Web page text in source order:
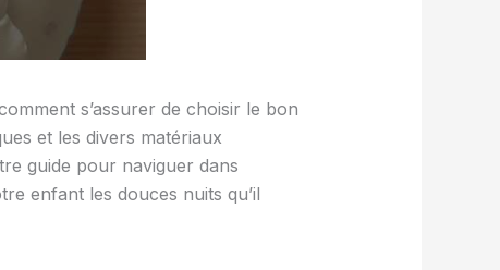
s’assurer de choisir le bon
et les divers matériaux
guide pour naviguer dans
enfant les douces nuits qu’il